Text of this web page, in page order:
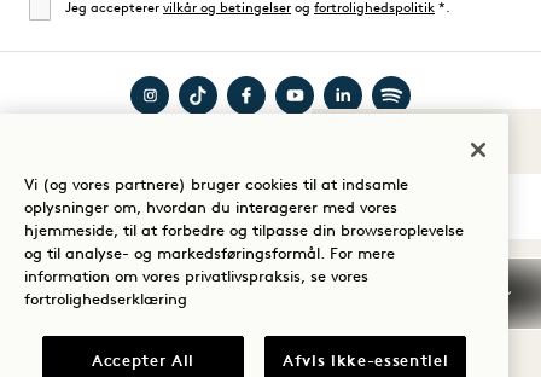
Lyde af 1
Enig
Jeg accepterer vilkår og betingelser og fortrolighedspolitik *.
Hotels
på
Instagram
Hotels
på
TikTok
Hotels
Facebook
Hotels
YouTube
Hotels
på
LinkedIn
Hotels
Spotify
Vilkår og betingelser
Meddelelse om beskyttelse af personlige oplysninger
Vi (og vores partnere) bruger cookies til at indsamle
oplysninger om, hvordan du interagerer med vores
hjemmeside, til at forbedre og tilpasse din browseroplevelse
og til analyse- og markedsføringsformål. For mere
information om vores privatlivspraksis, se vores
fortrolighedserklæring
Accepter All Afvis ikke-essentiel